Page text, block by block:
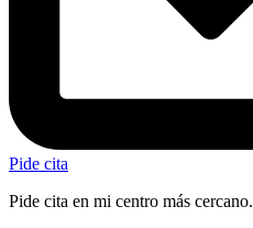
Pide cita
Pide cita en mi centro más cercano.